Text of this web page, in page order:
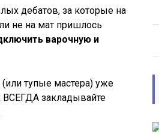
дебатов, за которые на
не на мат пришлось
варочную и
тупые мастера) уже
ВСЕГДА закладывайте